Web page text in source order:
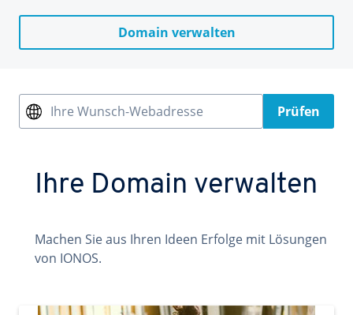
Domain verwalten
Ihre Wunsch-Webadresse Prüfen
Ihre Domain verwalten
Machen Sie aus Ihren Ideen Erfolge mit Lösungen
von IONOS.